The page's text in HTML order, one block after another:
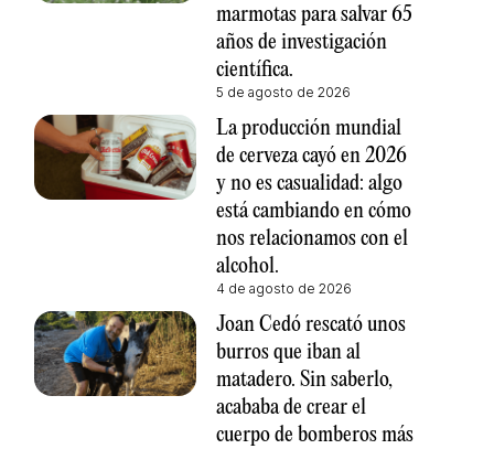
marmotas para salvar 65
años de investigación
científica.
5 de agosto de 2026
La producción mundial
de cerveza cayó en 2026
y no es casualidad: algo
está cambiando en cómo
nos relacionamos con el
alcohol.
4 de agosto de 2026
Joan Cedó rescató unos
burros que iban al
matadero. Sin saberlo,
acababa de crear el
cuerpo de bomberos más